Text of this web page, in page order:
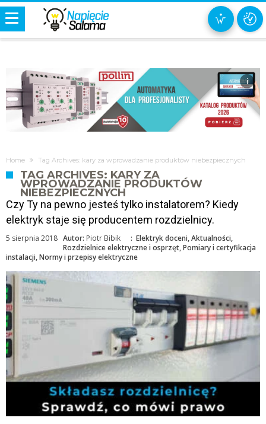
i
Home Tag Archives: kary za wprowadzanie produktów niebezpiecznych
TAG ARCHIVES: KARY ZA
WPROWADZANIE PRODUKTÓW
NIEBEZPIECZNYCH
Czy Ty na pewno jesteś tylko instalatorem? Kiedy
elektryk staje się producentem rozdzielnicy.
Autor: Piotr Bibik
5 sierpnia 2018 : Elektryk doceni,Aktualności,
Rozdzielnice elektryczne i osprzęt,Pomiary i certyfikacja
instalacji,Normy i przepisy elektryczne